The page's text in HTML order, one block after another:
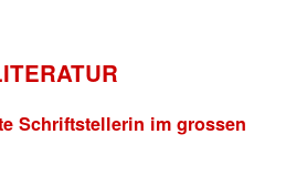
Schriftstellerin im grossen